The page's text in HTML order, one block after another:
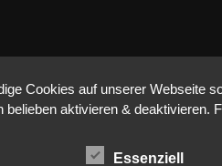
Cookies auf unserer Webseite
belieben aktivieren &
Essenziell